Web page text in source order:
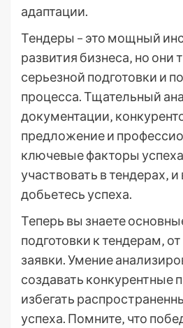
адаптации.
Тендеры – это мощный
развития бизнеса‚ но они
серьезной подготовки и
процесса. Тщательный
документации‚
предложение и
ключевые факторы
участвовать в тендерах‚
добьетесь успеха.
Теперь вы знаете
подготовки к тендерам‚
заявки. Умение
создавать конкурентные
избегать
успеха. Помните‚ что